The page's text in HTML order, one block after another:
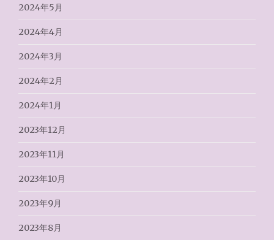
2024年5月
2024年4月
2024年3月
2024年2月
2024年1月
2023年12月
2023年11月
2023年10月
2023年9月
2023年8月